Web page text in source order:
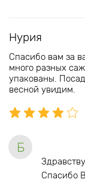
Нурия
Спасибо вам за
много разных
упакованы.
весной увидим.
Б
Спасибо